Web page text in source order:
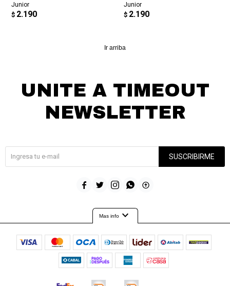
Junior
$ 2.190
Junior
$ 2.190
Ir arriba
UNITE A TIMEOUT
NEWSLETTER
SUSCRIBIRME
    
Mas infoexpand_more